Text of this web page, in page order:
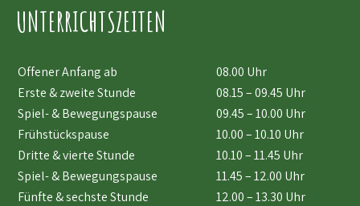
UNTERRICHTSZEITEN
Offener Anfang ab
08.00 Uhr
Erste & zweite Stunde
08.15 – 09.45 Uhr
Spiel- & Bewegungspause
09.45 – 10.00 Uhr
Frühstückspause
10.00 – 10.10 Uhr
Dritte & vierte Stunde
10.10 – 11.45 Uhr
Spiel- & Bewegungspause
11.45 – 12.00 Uhr
Fünfte & sechste Stunde
12.00 – 13.30 Uhr